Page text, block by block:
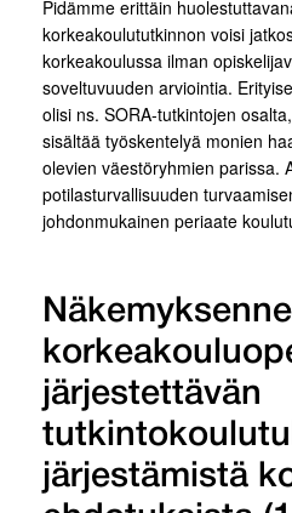
Pidämme erittäin
korkeakoulututkinnon voisi
korkeakoulussa ilman
soveltuvuuden arviointia.
olisi ns. SORA-tutkintojen
sisältää työskentelyä monien
olevien väestöryhmien parissa.
potilasturvallisuuden
johdonmukainen periaate
järjestettävän
järjestämistä